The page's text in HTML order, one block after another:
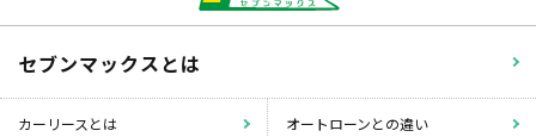
セブンマックスとは
カーリースとは オートローンとの違い